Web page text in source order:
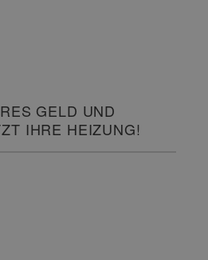
GELD UND
IHRE HEIZUNG!